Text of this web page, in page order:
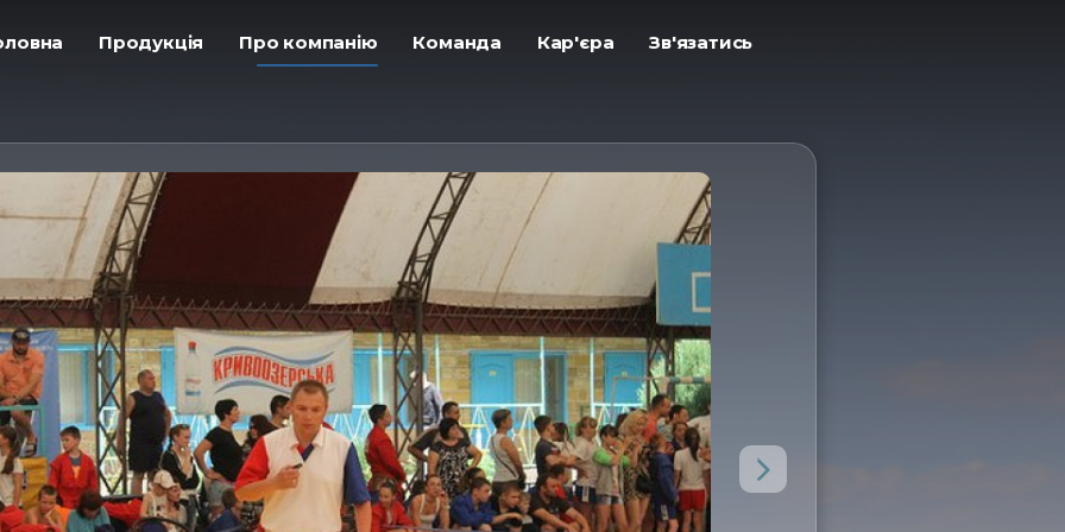
ㅤПродукція ㅤПро компанію ㅤКоманда ㅤКар'єра ㅤЗв'язатись